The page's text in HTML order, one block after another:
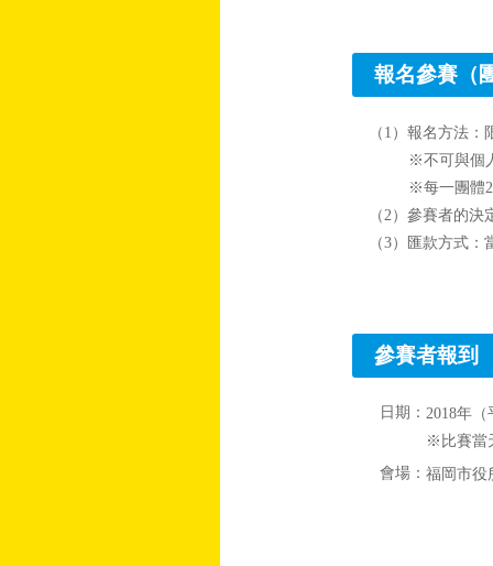
報名參賽（
（1）報名方法
※不可與個
※每一團體
（2）參賽者的
（3）匯款方式
參賽者報到
日期： 2018年（
※比賽當
會場： 福岡市役